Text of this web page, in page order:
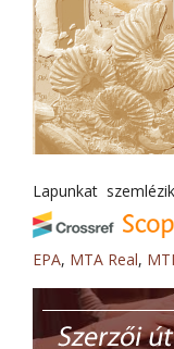
Lapunkat
EPA, MTA Real,